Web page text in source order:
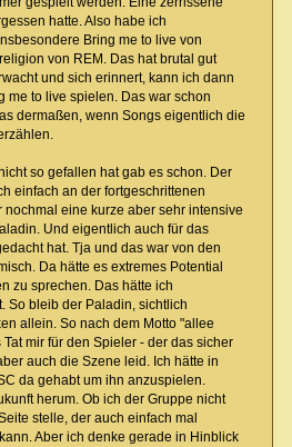
hatte. Also habe ich
Bring me to live von
von REM. Das hat brutal gut
und sich erinnert, kann ich dann
me to live spielen. Das war schon
dermaßen, wenn Songs eigentlich die
so gefallen hat gab es schon. Der
einfach an der fortgeschrittenen
eine kurze aber sehr intensive
Und eigentlich auch für das
hat. Tja und das war von den
Da hätte es extremes Potential
zu sprechen. Das hätte ich
So bleib der Paladin, sichtlich
allein. So nach dem Motto "allee
mir für den Spieler - der das sicher
auch die Szene leid. Ich hätte in
da gehabt um ihn anzuspielen.
herum. Ob ich der Gruppe nicht
stelle, der auch einfach mal
Aber ich denke gerade in Hinblick